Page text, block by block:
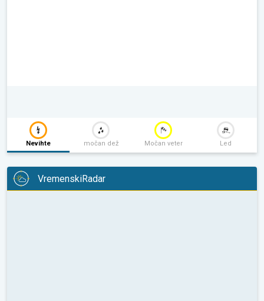
Nevihte močan dež Močan veter Led
VremenskiRadar